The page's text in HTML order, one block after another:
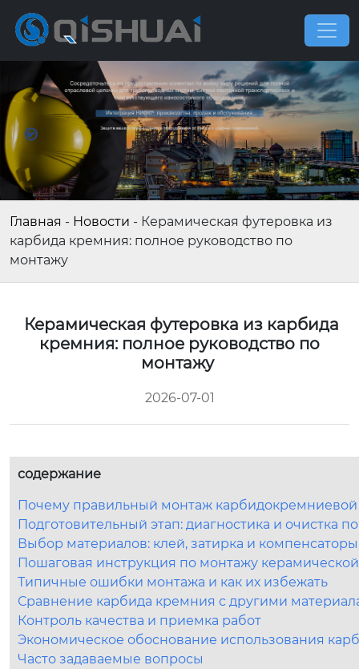
Главная - Новости - Керамическая футеровка из
карбида кремния: полное руководство по
монтажу
Керамическая футеровка из карбида
кремния: полное руководство по
монтажу
2026-07-01
содержание
Почему правильный монтаж
Подготовительный этап: диагностика и очистка
Выбор материалов: клей, затирка и компенсаторы
Пошаговая инструкция по монтажу
Типичные ошибки монтажа и как их избежать
Сравнение карбида кремния с другими
Контроль качества и приемка работ
Экономическое обоснование использования
Часто задаваемые вопросы